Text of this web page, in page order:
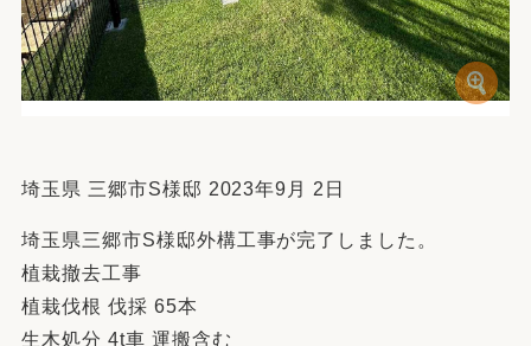
埼玉県 三郷市S様邸 2023年9月 2日
埼玉県三郷市S様邸外構工事が完了しました。
植栽撤去工事
植栽伐根 伐採 65本
生木処分 4t車 運搬含む